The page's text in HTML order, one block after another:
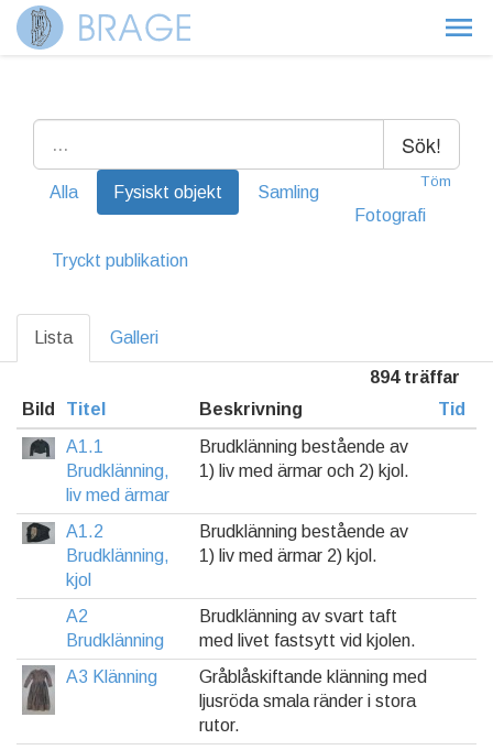
Sök!
Töm
Alla Fysiskt objekt
Samling
Fotografi
Tryckt publikation
Lista Galleri
894 träffar
Bild
Titel Beskrivning
Tid
A1.1
Brudklänning,
liv med ärmar
Brudklänning bestående av
1) liv med ärmar och 2) kjol.
A1.2
Brudklänning,
kjol
Brudklänning bestående av
1) liv med ärmar 2) kjol.
A2
Brudklänning
Brudklänning av svart taft
med livet fastsytt vid kjolen.
A3 Klänning
Gråblåskiftande klänning med
ljusröda smala ränder i stora
rutor.